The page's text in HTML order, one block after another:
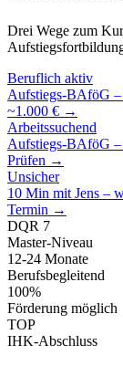
Drei Wege zum
Beruflich aktiv
Aufstiegs-BAföG –
~1.000 € →
Arbeitssuchend
Aufstiegs-BAföG –
Prüfen →
Unsicher
10 Min mit Jens –
Termin →
DQR 7
Master-Niveau
12-24 Monate
Berufsbegleitend
100%
Förderung möglich
TOP
IHK-Abschluss